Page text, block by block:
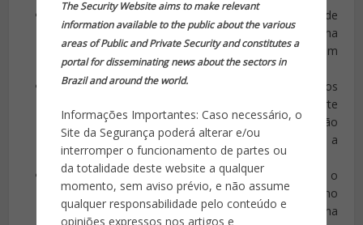
The Security Website aims to make relevant
information available to the public about the various
areas of Public and Private Security and constitutes a
portal for disseminating news about the sectors in
Brazil and around the world.
Informações Importantes: Caso necessário, o
Site da Segurança poderá alterar e/ou
interromper o funcionamento de partes ou
da totalidade deste website a qualquer
momento, sem aviso prévio, e não assume
qualquer responsabilidade pelo conteúdo e
opiniões expressos nos artigos e
Segundocomunicadoda Polícia Judiciária (PJ) de
Portugal, o jovem criou e gerenciou um grupo na
plataforma Discord, onde se reuniram pessoas com
ideais semelhantes.
Ali, eles compartilhavam a intenção de cometer atos
extremistas, como automutilação, mutilação e morte
de animais, difusão de propaganda nazista, instigação
e prática de massacres em escolas, bem como a
partilha e venda de pornografia infantil.
Além de usar diferentes identidades e perfis online, o
jovem português planejou quatro massacres no
Brasil, incluindo ataques a escolas e contra uma